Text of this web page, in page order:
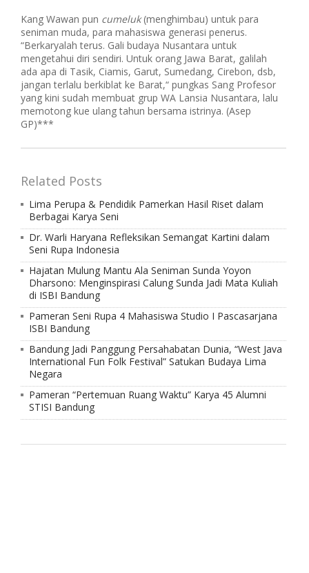
Kang Wawan pun cumeluk(menghimbau) untuk para
seniman muda, para mahasiswa generasi penerus.
“Berkaryalah terus. Gali budaya Nusantara untuk
mengetahui diri sendiri. Untuk orang Jawa Barat, galilah
ada apa di Tasik, Ciamis, Garut, Sumedang, Cirebon, dsb,
jangan terlalu berkiblat ke Barat,“ pungkas Sang Profesor
yang kini sudah membuat grup WA Lansia Nusantara, lalu
memotong kue ulang tahun bersama istrinya. (Asep
GP)***
Related Posts
Lima Perupa & Pendidik Pamerkan Hasil Riset dalam
Berbagai Karya Seni
Dr. Warli Haryana Refleksikan Semangat Kartini dalam
Seni Rupa Indonesia
Hajatan Mulung Mantu Ala Seniman Sunda Yoyon
Dharsono: Menginspirasi Calung Sunda Jadi Mata Kuliah
di ISBI Bandung
Pameran Seni Rupa 4 Mahasiswa Studio I Pascasarjana
ISBI Bandung
Bandung Jadi Panggung Persahabatan Dunia, “West Java
International Fun Folk Festival” Satukan Budaya Lima
Negara
Pameran “Pertemuan Ruang Waktu” Karya 45 Alumni
STISI Bandung